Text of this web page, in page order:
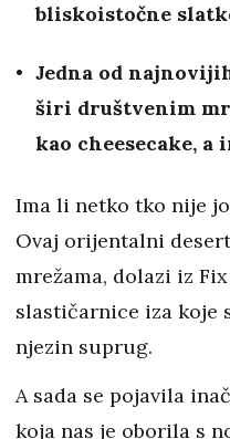
bliskoistočne
Jedna od
širi društvenim
kao cheesecake,
Ima li netko tko nije
Ovaj orijentalni
mrežama, dolazi iz
slastičarnice iza koje
njezin suprug.
A sada se pojavila
koja nas je oborila s